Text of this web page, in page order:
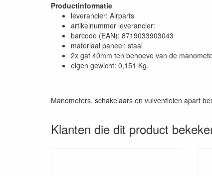
Productinformatie
leverancier: Airparts
artikelnummer leverancier:
barcode (EAN): 8719033903043
materiaal paneel: staal
2x gat 40mm ten behoeve van de
eigen gewicht: 0,151 Kg.
Manometers, schakelaars en vulventielen apart
Klanten die dit product